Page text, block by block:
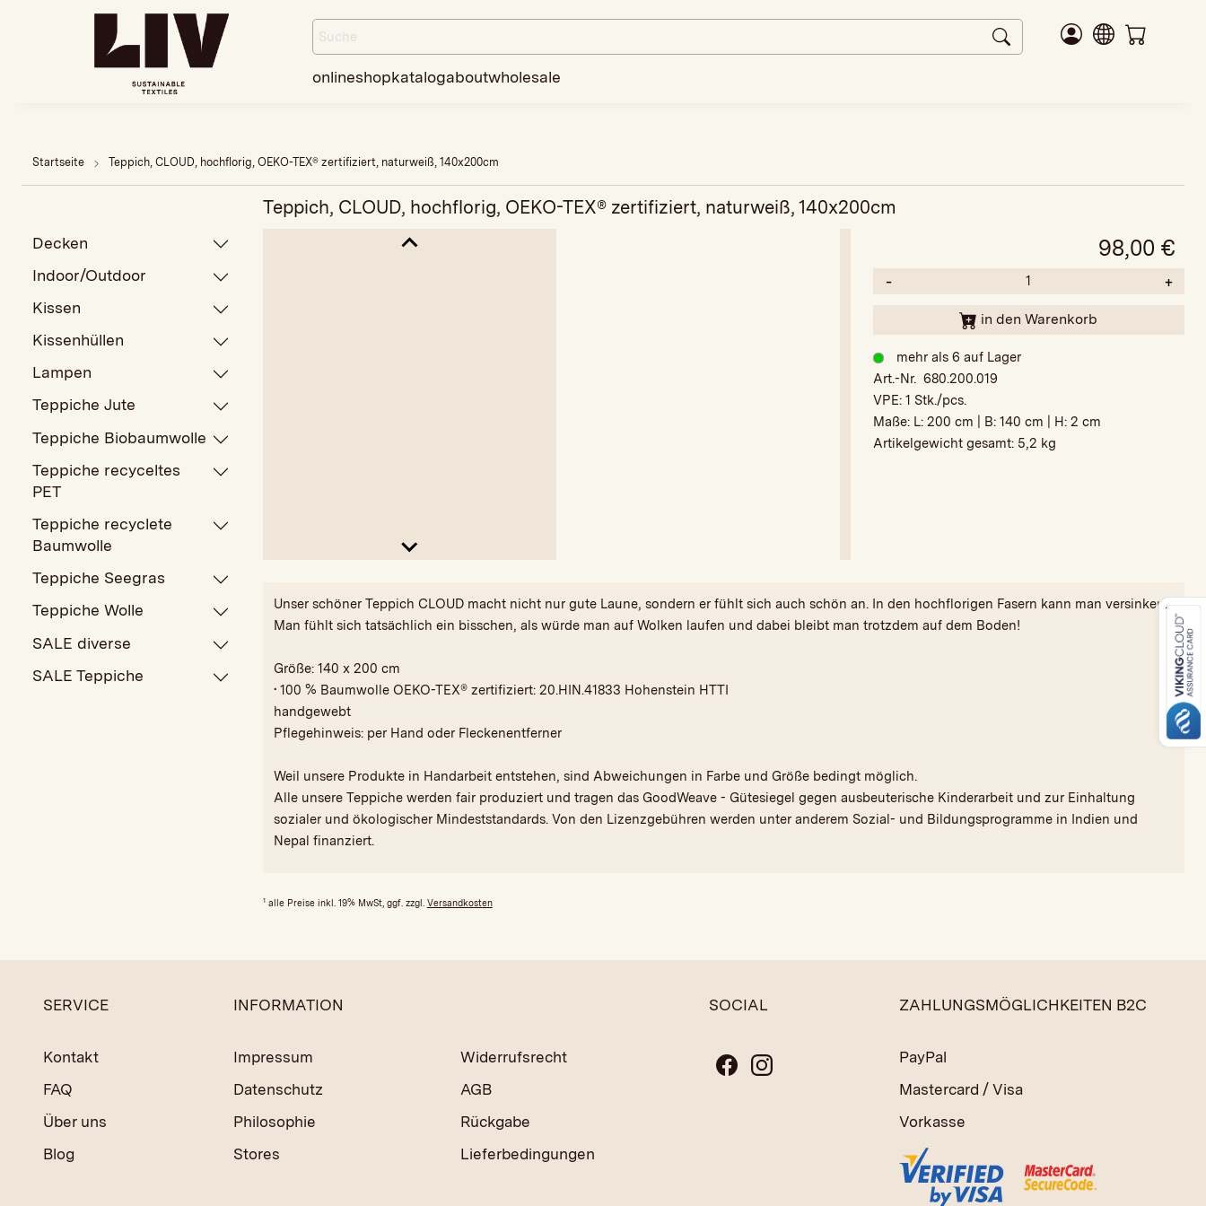
onlineshopkatalogaboutwholesale
Startseite Teppich, CLOUD, hochflorig, OEKO-TEX® zertifiziert, naturweiß, 140x200cm
Decken
Indoor/Outdoor
Kissen
Kissenhüllen
Lampen
Teppiche Jute
Teppiche Biobaumwolle
Teppiche recyceltes
PET
Teppiche recyclete
Baumwolle
Teppiche Seegras
Teppiche Wolle
SALE diverse
SALE Teppiche
Teppich, CLOUD, hochflorig, OEKO-TEX® zertifiziert, naturweiß, 140x200cm
98,00 €
- +
in den Warenkorb
mehr als 6 auf Lager
Art.-Nr. 680.200.019
VPE: 1 Stk./pcs.
Maße: L: 200 cm | B: 140 cm | H: 2 cm
Artikelgewicht gesamt: 5,2 kg
Unser schöner Teppich CLOUD macht nicht nur gute Laune, sondern er fühlt sich auch schön an. In den hochflorigen Fasern kann man versinken.
Man fühlt sich tatsächlich ein bisschen, als würde man auf Wolken laufen und dabei bleibt man trotzdem auf dem Boden!
Größe: 140 x 200 cm
• 100 % Baumwolle OEKO-TEX® zertifiziert: 20.HIN.41833 Hohenstein HTTI
handgewebt
Pflegehinweis: per Hand oder Fleckenentferner
Weil unsere Produkte in Handarbeit entstehen, sind Abweichungen in Farbe und Größe bedingt möglich.
Alle unsere Teppiche werden fair produziert und tragen das GoodWeave - Gütesiegel gegen ausbeuterische Kinderarbeit und zur Einhaltung
sozialer und ökologischer Mindeststandards. Von den Lizenzgebühren werden unter anderem Sozial- und Bildungsprogramme in Indien und
Nepal finanziert.
1alle Preise inkl. 19% MwSt, ggf. zzgl. Versandkosten
SERVICE
Kontakt
FAQ
Über uns
Blog
INFORMATION
Impressum
Datenschutz
Philosophie
Stores
Widerrufsrecht
AGB
Rückgabe
Lieferbedingungen
SOCIAL ZAHLUNGSMÖGLICHKEITEN B2C
PayPal
Mastercard / Visa
Vorkasse